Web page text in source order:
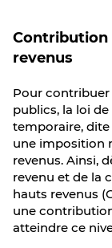
Contribution
revenus
Pour
publics, la loi
temporaire, dite
une imposition
revenus. Ainsi,
revenu et de la
hauts revenus
une
atteindre ce